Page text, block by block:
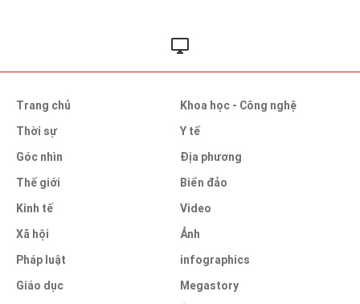
Trang chủ
Thời sự
Góc nhìn
Thế giới
Kinh tế
Xã hội
Pháp luật
Giáo dục
Khoa học - Công nghệ
Y tế
Địa phương
Biển đảo
Video
Ảnh
infographics
Megastory